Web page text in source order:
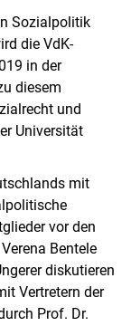
Sozialpolitik
die VdK-
in der
diesem
und
Universität
mit
vor den
Bentele
diskutieren
Vertretern der
Prof. Dr.